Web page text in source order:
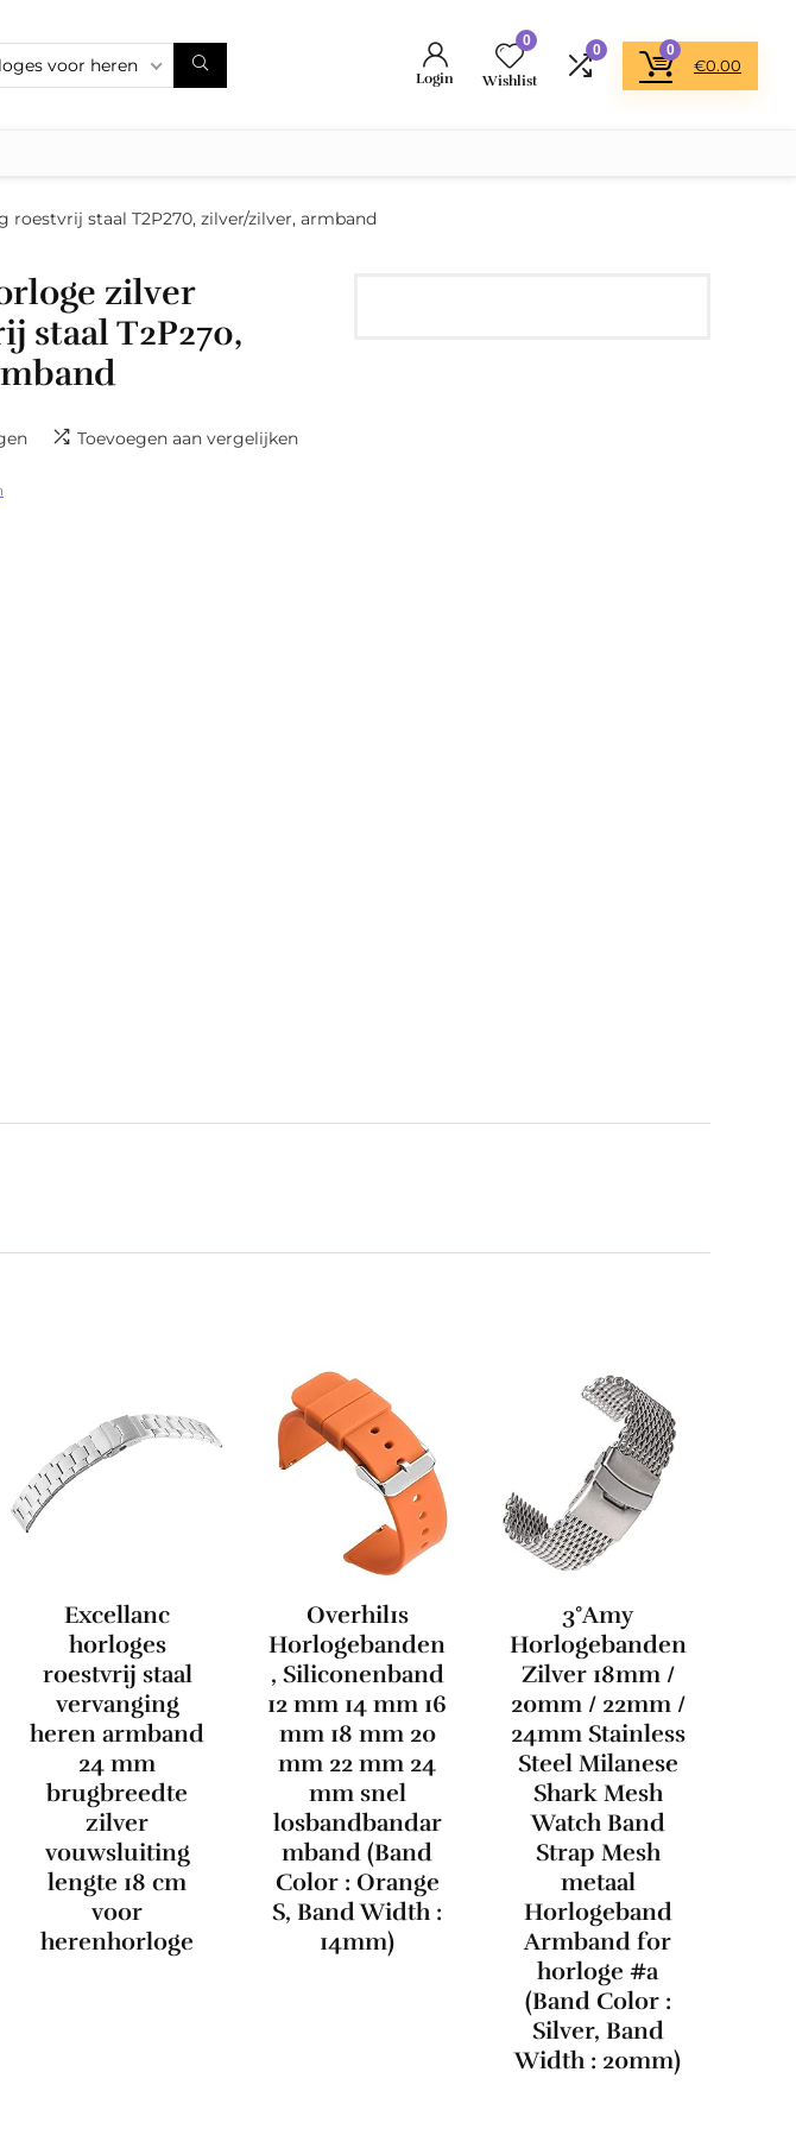
voor heren
Login
0
Wishlist
0 0
€0.00
roestvrij staal T2P270, zilver/zilver, armband
zilver
staal T2P270,
Toevoegen aan vergelijken
Excellanc
horloges
roestvrij staal
vervanging
heren armband
24 mm
brugbreedte
zilver
vouwsluiting
lengte 18 cm
voor
herenhorloge
Overhil1s
Horlogebanden
, Siliconenband
12 mm 14 mm 16
mm 18 mm 20
mm 22 mm 24
mm snel
losbandbandar
mband (Band
Color : Orange
S, Band Width :
14mm)
3°Amy
Horlogebanden
Zilver 18mm /
20mm / 22mm /
24mm Stainless
Steel Milanese
Shark Mesh
Watch Band
Strap Mesh
metaal
Horlogeband
Armband for
horloge #a
(Band Color :
Silver, Band
Width : 20mm)